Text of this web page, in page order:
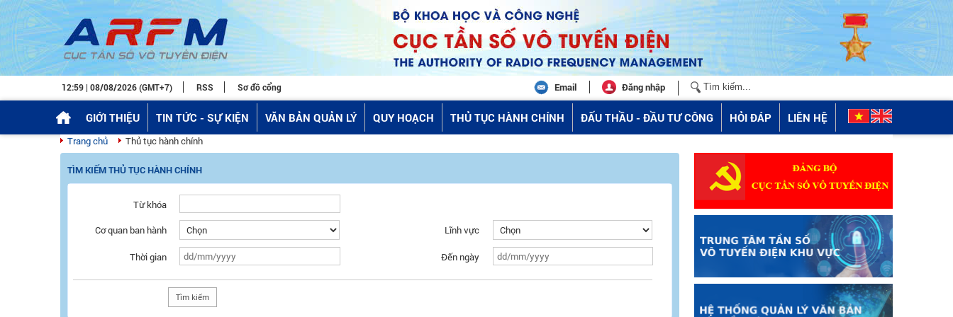
12:59 | 08/08/2026 (GMT+7) RSS Sơ đồ cổng Email Đăng nhập
GIỚI THIỆU TIN TỨC - SỰ KIỆN VĂN BẢN QUẢN LÝ QUY HOẠCH THỦ TỤC HÀNH CHÍNH ĐẤU THẦU - ĐẦU TƯ CÔNG HỎI ĐÁP LIÊN HỆ
Trang chủ Thủ tục hành chính
TÌM KIẾM THỦ TỤC HÀNH CHÍNH
Từ khóa
Cơ quan ban hành
Lĩnh vực
Thời gian Đến ngày